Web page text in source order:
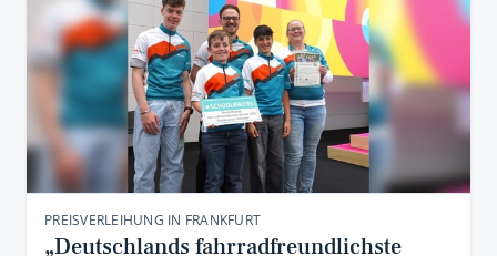
PREISVERLEIHUNG IN FRANKFURT
„Deutschlands fahrradfreundlichste